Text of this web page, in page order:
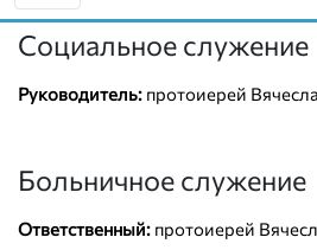
Социальное служение
Руководитель: протоиерей
Больничное служение
Ответственный: протоиерей